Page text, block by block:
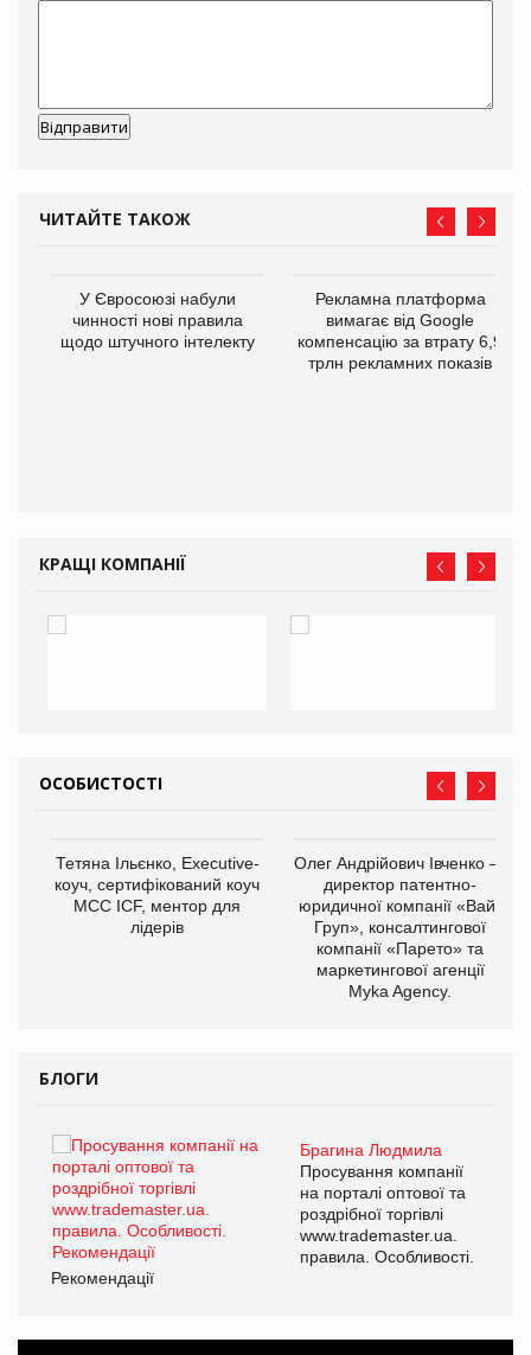
ЧИТАЙТЕ ТАКОЖ
У Євросоюзі набули
чинності нові правила
щодо штучного інтелекту
Рекламна платформа
вимагає від Google
компенсацію за втрату 6,9
трлн рекламних показів
КРАЩІ КОМПАНІЇ
ОСОБИСТОСТІ
Тетяна Ільєнко, Executive-
коуч, сертифікований коуч
МСС ICF, ментор для
лідерів
Олег Андрійович Івченко —
директор патентно-
юридичної компанії «Вайз
Груп», консалтингової
компанії «Парето» та
маркетингової агенції
Myka Agency.
БЛОГИ
Брагина Людмила
Просування компанії
на порталі оптової та
роздрібної торгівлі
www.trademaster.ua.
правила. Особливості.
Рекомендації